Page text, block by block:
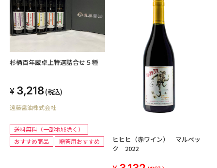
杉桶百年蔵卓上特選詰合せ５種
3,218 (税込)
遠藤醤油株式会社
送料無料（一部地域除く）
おすすめ商品
贈答用おすすめ
ヒヒヒ（赤ワイン） マルベッ
ク 2022